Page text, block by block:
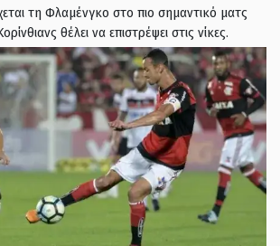
τη Φλαμένγκο στο πιο σημαντικό ματς
θέλει να επιστρέψει στις νίκες.